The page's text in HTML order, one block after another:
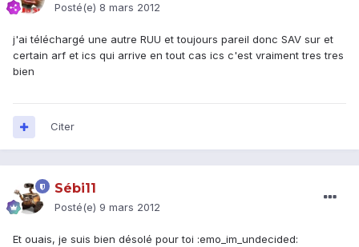
Posté(e) 8 mars 2012
j'ai téléchargé une autre RUU et toujours pareil donc SAV sur et
certain arf et ics qui arrive en tout cas ics c'est vraiment tres tres
bien
Citer
Sébi11
Posté(e) 9 mars 2012
Et ouais, je suis bien désolé pour toi :emo_im_undecided: